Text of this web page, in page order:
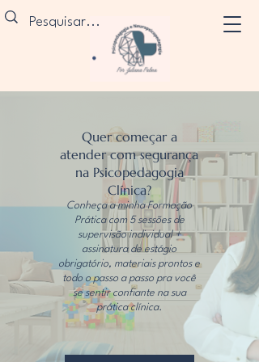
Quer começar a
atender com segurança
na Psicopedagogia
Clínica?
Conheça a minha Formação
Prática com 5 sessões de
supervisão individual +
assinatura de estágio
obrigatório, materiais prontos e
todo o passo a passo pra você
se sentir confiante na sua
prática clínica.